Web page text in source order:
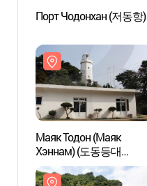
Порт Чодонхан (저동항)
Маяк Тодон (Маяк
Хэннам) (도동등대
(행남등대))